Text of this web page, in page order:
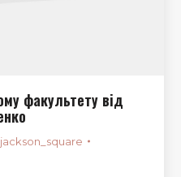
факультету від
jackson_square